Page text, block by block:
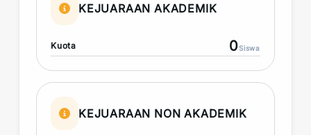
KEJUARAAN AKADEMIK
Kuota 0Siswa
KEJUARAAN NON AKADEMIK